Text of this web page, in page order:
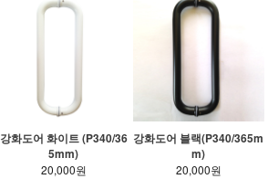
강화도어 화이트 (P340/36
5mm)
20,000원
강화도어 블랙(P340/365m
m)
20,000원